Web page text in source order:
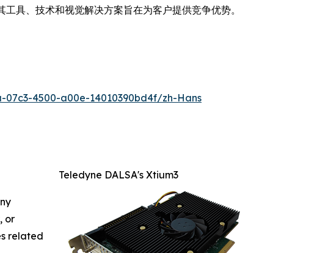
具、技术和视觉解决方案旨在为客户提供竞争优势。
4500-a00e-14010390bd4f/zh-Hans
Teledyne DALSA's Xtium3
or
related